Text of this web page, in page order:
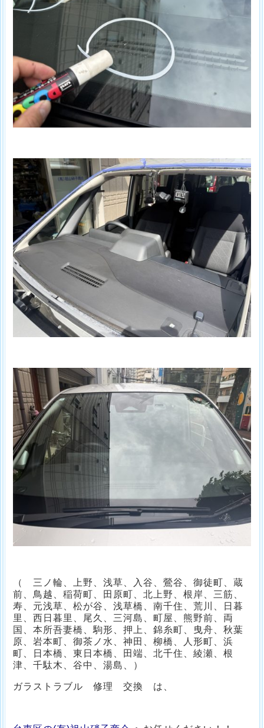
（ 三ノ輪、上野、浅草、入谷、鶯谷、御徒町、蔵
前、鳥越、稲荷町、田原町、北上野、根岸、三筋、
寿、元浅草、松が谷、浅草橋、南千住、荒川、日暮
里、西日暮里、尾久、三河島、町屋、熊野前、両
国、本所吾妻橋、駒形、押上、錦糸町、曳舟、秋葉
原、岩本町、御茶ノ水、神田、柳橋、人形町、浜
町、日本橋、東日本橋、田端、北千住、綾瀬、根
津、千駄木、谷中、湯島、）
ガラストラブル 修理 交換 は、